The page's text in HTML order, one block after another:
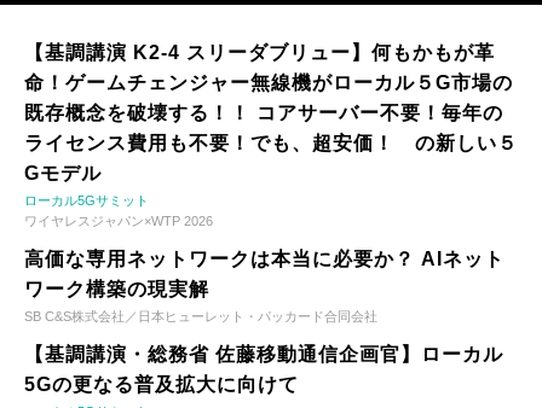
【基調講演 K2-4 スリーダブリュー】何もかもが革
命！ゲームチェンジャー無線機がローカル５G市場の
既存概念を破壊する！！ コアサーバー不要！毎年の
ライセンス費用も不要！でも、超安価！ の新しい５
Gモデル
ローカル5Gサミット
ワイヤレスジャパン×WTP 2026
高価な専用ネットワークは本当に必要か？ AIネット
ワーク構築の現実解
SB C&S株式会社／日本ヒューレット・パッカード合同会社
【基調講演・総務省 佐藤移動通信企画官】ローカル
5Gの更なる普及拡大に向けて